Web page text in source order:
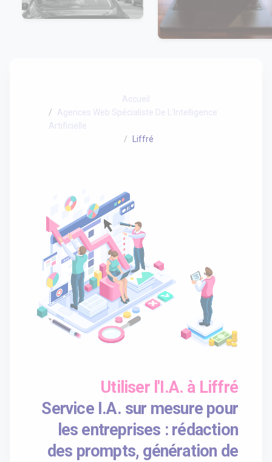
Accueil
Agences Web Spécialiste De L'Intelligence
Artificielle
Liffré
Utiliser l'I.A. à Liffré
Service I.A. sur mesure pour
les entreprises : rédaction
des prompts, génération de